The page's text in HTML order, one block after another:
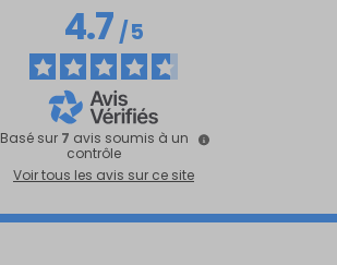
4.7/5
Basé sur 7 avis soumis à un
contrôle
Voir tous les avis sur ce site